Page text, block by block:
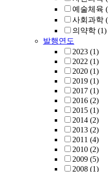
예술체육
사회과학
의약학 (1)
발행연도
2023 (1)
2022 (1)
2020 (1)
2019 (1)
2017 (1)
2016 (2)
2015 (1)
2014 (2)
2013 (2)
2011 (4)
2010 (2)
2009 (5)
2008 (1)